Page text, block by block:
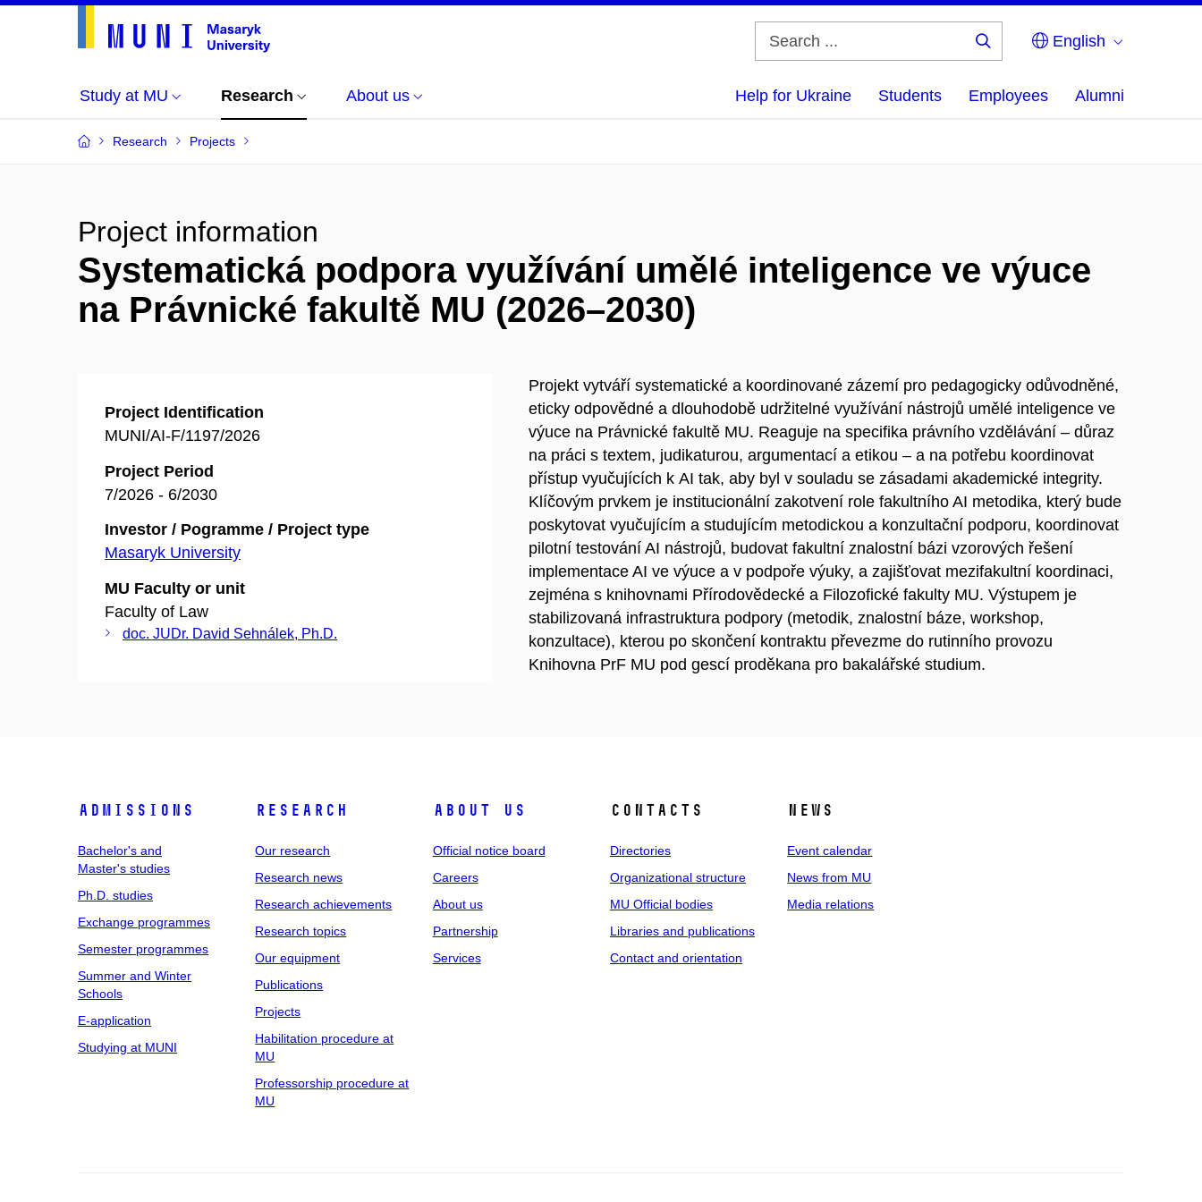
English
Study at MU Research About us Help for Ukraine Students Employees Alumni
Research Projects
Project information
Systematická podpora využívání umělé inteligence ve výuce
na Právnické fakultě MU (2026–2030)
Project Identification
MUNI/AI-F/1197/2026
Project Period
7/2026 - 6/2030
Investor / Pogramme / Project type
Masaryk University
MU Faculty or unit
Faculty of Law
doc. JUDr. David Sehnálek, Ph.D.
Projekt vytváří systematické a koordinované zázemí pro pedagogicky odůvodněné,
eticky odpovědné a dlouhodobě udržitelné využívání nástrojů umělé inteligence ve
výuce na Právnické fakultě MU. Reaguje na specifika právního vzdělávání – důraz
na práci s textem, judikaturou, argumentací a etikou – a na potřebu koordinovat
přístup vyučujících k AI tak, aby byl v souladu se zásadami akademické integrity.
Klíčovým prvkem je institucionální zakotvení role fakultního AI metodika, který bude
poskytovat vyučujícím a studujícím metodickou a konzultační podporu, koordinovat
pilotní testování AI nástrojů, budovat fakultní znalostní bázi vzorových řešení
implementace AI ve výuce a v podpoře výuky, a zajišťovat mezifakultní koordinaci,
zejména s knihovnami Přírodovědecké a Filozofické fakulty MU. Výstupem je
stabilizovaná infrastruktura podpory (metodik, znalostní báze, workshop,
konzultace), kterou po skončení kontraktu převezme do rutinního provozu
Knihovna PrF MU pod gescí proděkana pro bakalářské studium.
Admissions
Bachelor's and
Master's studies
Ph.D. studies
Exchange programmes
Semester programmes
Summer and Winter
Schools
E-application
Studying at MUNI
Research
Our research
Research news
Research achievements
Research topics
Our equipment
Publications
Projects
Habilitation procedure at
MU
Professorship procedure at
MU
About us
Official notice board
Careers
About us
Partnership
Services
Contacts
Directories
Organizational structure
MU Official bodies
Libraries and publications
Contact and orientation
News
Event calendar
News from MU
Media relations